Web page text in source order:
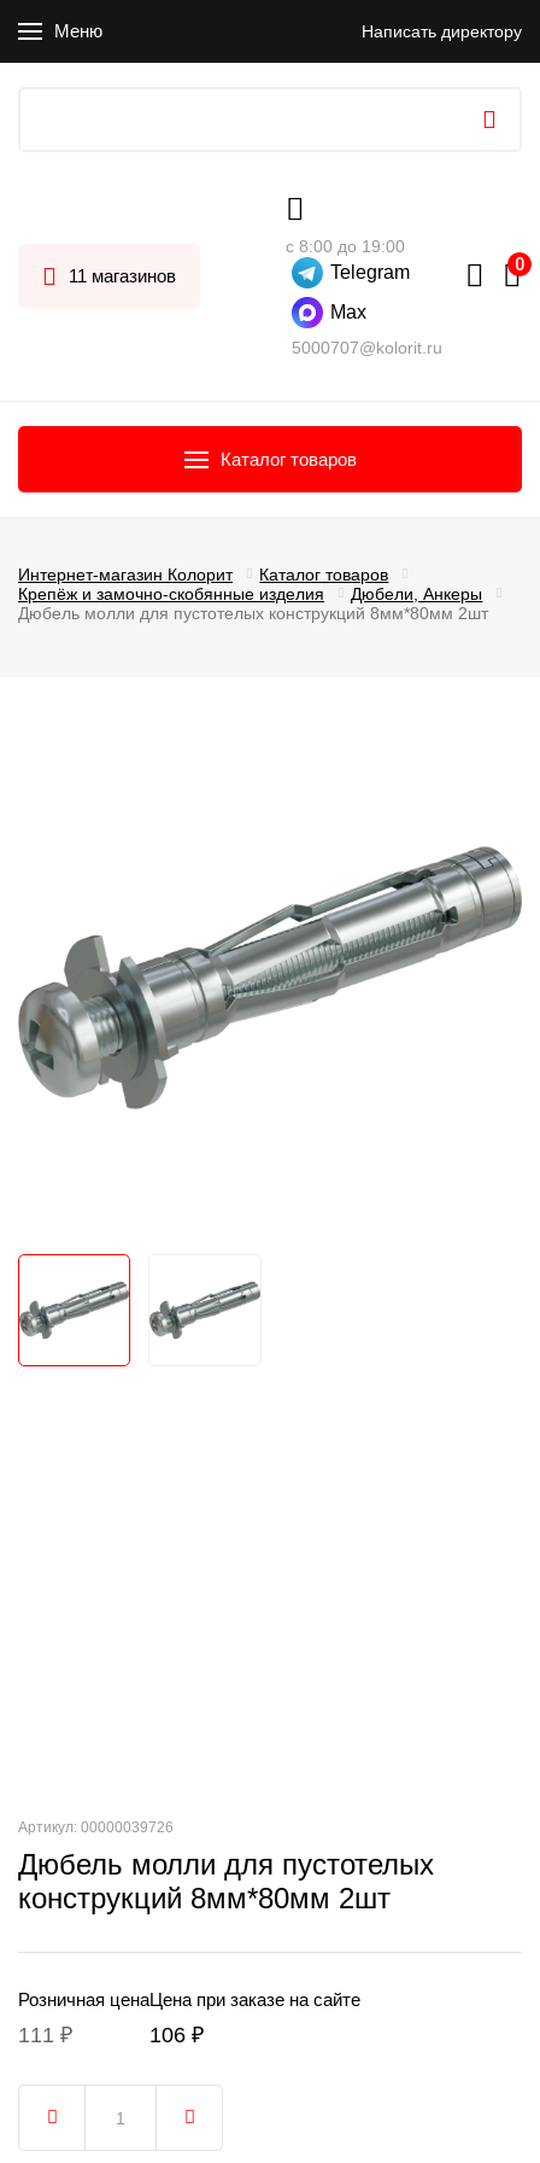
Меню Написать директору
11 магазинов
с 8:00 до 19:00
Telegram
Max
5000707@kolorit.ru
Каталог товаров
Интернет-магазин Колорит
Каталог товаров
Крепёж и замочно-скобянные изделия
Дюбели, Анкеры
Дюбель молли для пустотелых конструкций 8мм*80мм 2шт
Артикул: 00000039726
Дюбель молли для пустотелых
конструкций 8мм*80мм 2шт
Розничная цена
111 ₽
Цена при заказе на сайте
106 ₽